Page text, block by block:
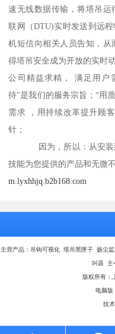
速无线数据传输，将塔吊
联网（DTU)实时发送到远
机短信向相关人员告知，
得塔吊安全成为开放的实时动
公司精益求精， 满足用户
待”是我们的服务宗旨；“用
需求 ，用持续改革提升顾
针；
因为，所以：从安装到
技能为您提供的产品和无微
m.lyxhhjq.b2b168.com
主营产品：吊钩可视化 塔吊黑匣子 扬尘
叫器 主
版权所有：
电脑版
技